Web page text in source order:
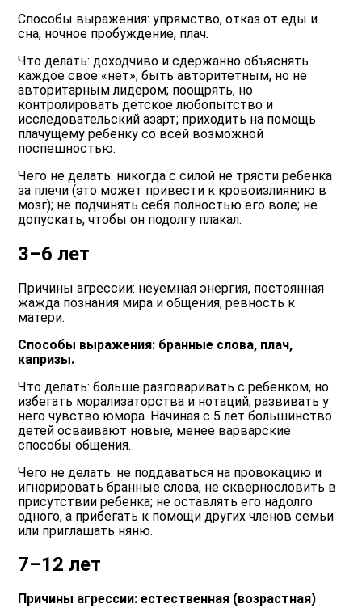
Способы выражения: упрямство, отказ от еды и
сна, ночное пробуждение, плач.
Что делать: доходчиво и сдержанно объяснять
каждое свое «нет»; быть авторитетным, но не
авторитарным лидером; поощрять, но
контролировать детское любопытство и
исследовательский азарт; приходить на помощь
плачущему ребенку со всей возможной
поспешностью.
Чего не делать: никогда с силой не трясти ребенка
за плечи (это может привести к кровоизлиянию в
мозг); не подчинять себя полностью его воле; не
допускать, чтобы он подолгу плакал.
3–6 лет
Причины агрессии: неуемная энергия, постоянная
жажда познания мира и общения; ревность к
матери.
Способы выражения: бранные слова, плач,
капризы.
Что делать: больше разговаривать с ребенком, но
избегать морализаторства и нотаций; развивать у
него чувство юмора. Начиная с 5 лет большинство
детей осваивают новые, менее варварские
способы общения.
Чего не делать: не поддаваться на провокацию и
игнорировать бранные слова, не сквернословить в
присутствии ребенка; не оставлять его надолго
одного, а прибегать к помощи других членов семьи
или приглашать няню.
7–12 лет
Причины агрессии: естественная (возрастная)